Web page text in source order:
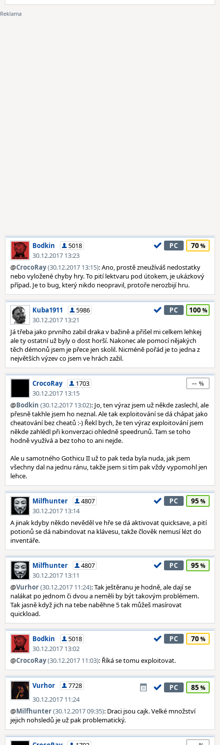
Bodkin
5018
30.12.2017 13:23
PC 70
@CrocoRay(30.12.2017 13:15): Ano, prostě zneužíváš nedostatky
nebo vyložené chyby hry. To pití lektvaru pod útokem, je ukázkový
případ. Je to bug, který nikdo neopravil, protoře nerozbijí hru.
Kuba1911
5986
30.12.2017 13:21
PC 100
Já třeba jako prvního zabil draka v bažině a přišel mi celkem lehkej
ale ty ostatní už byly o dost horší. Nakonec ale pomocí nějakých
těch démonů jsem je přece jen skolil. Nicméně pořád je to jedna z
největších výzev co jsem ve hrách zažil.
CrocoRay
1703
30.12.2017 13:15
--
@Bodkin (30.12.2017 13:02): Jo, ten výraz jsem už někde zaslechl, ale
přesně takhle jsem ho neznal. Ale tak exploitování se dá chápat jako
cheatování bez cheatů :-) Řekl bych, že ten výraz exploitování jsem
někde zahlédl při konverzaci ohledně speedrunů. Tam se toho
hodně využívá a bez toho to ani nejde.
Ale u samotného Gothicu II už to pak teda byla nuda, jak jsem
všechny dal na jednu ránu, takže jsem si tím pak vždy vypomohl jen
lehce.
Milfhunter
4807
30.12.2017 13:14
PC 95
A jinak kdyby někdo nevěděl ve hře se dá aktivovat quicksave, a pití
potionů se dá nabindovat na klávesu, takže člověk nemusí lézt do
inventáře.
Milfhunter
4807
30.12.2017 13:11
PC 95
@Vurhor(30.12.2017 11:24): Tak ještěranu je hodně, ale dají se
nalákat po jednom či dvou a neměli by být takovým problémem.
Tak jasně když jich na tebe naběhne 5 tak můžeš masírovat
quickload.
Bodkin
5018
30.12.2017 13:02
PC 70
@CrocoRay(30.12.2017 11:03): Říká se tomu exploitovat.
Vurhor
7728
30.12.2017 11:24
PC 85
@Milfhunter(30.12.2017 09:35): Draci jsou cajk. Velké množství
jejich nohsledů je už pak problematický.